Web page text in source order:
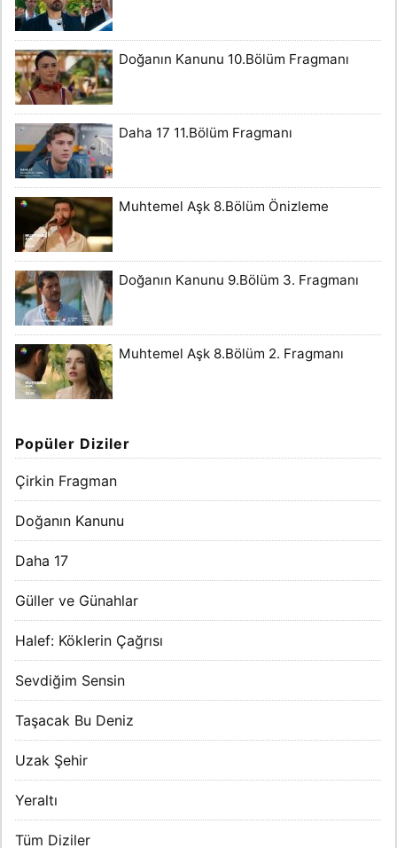
Doğanın Kanunu 10.Bölüm Fragmanı
Daha 17 11.Bölüm Fragmanı
Muhtemel Aşk 8.Bölüm Önizleme
Doğanın Kanunu 9.Bölüm 3. Fragmanı
Muhtemel Aşk 8.Bölüm 2. Fragmanı
Popüler Diziler
Çirkin Fragman
Doğanın Kanunu
Daha 17
Güller ve Günahlar
Halef: Köklerin Çağrısı
Sevdiğim Sensin
Taşacak Bu Deniz
Uzak Şehir
Yeraltı
Tüm Diziler